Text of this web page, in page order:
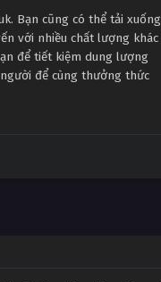
Bạn cũng có thể tải xuống
với nhiều chất lượng khác
để tiết kiệm dung lượng
để cùng thưởng thức